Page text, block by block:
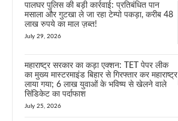
पालघर पुलिस की बड़ी कार्रवाई: प्रतिबंधित पान
मसाला और गुटखा ले जा रहा टेम्पो पकड़ा, करीब 48
लाख रुपये का माल ज़ब्त!
July 29, 2026
महाराष्ट्र सरकार का कड़ा एक्शन: TET पेपर लीक
का मुख्य मास्टरमाइंड बिहार से गिरफ्तार कर महाराष्ट्र
लाया गया; 6 लाख युवाओं के भविष्य से खेलने वाले
सिंडिकेट का पर्दाफाश
July 25, 2026